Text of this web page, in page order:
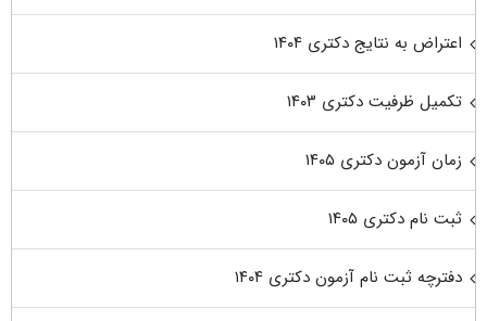
اعتراض به نتایج دکتری ۱۴۰۴
تکمیل ظرفیت دکتری ۱۴۰۳
زمان آزمون دکتری ۱۴۰۵
ثبت نام دکتری ۱۴۰۵
دفترچه ثبت نام آزمون دکتری ۱۴۰۴